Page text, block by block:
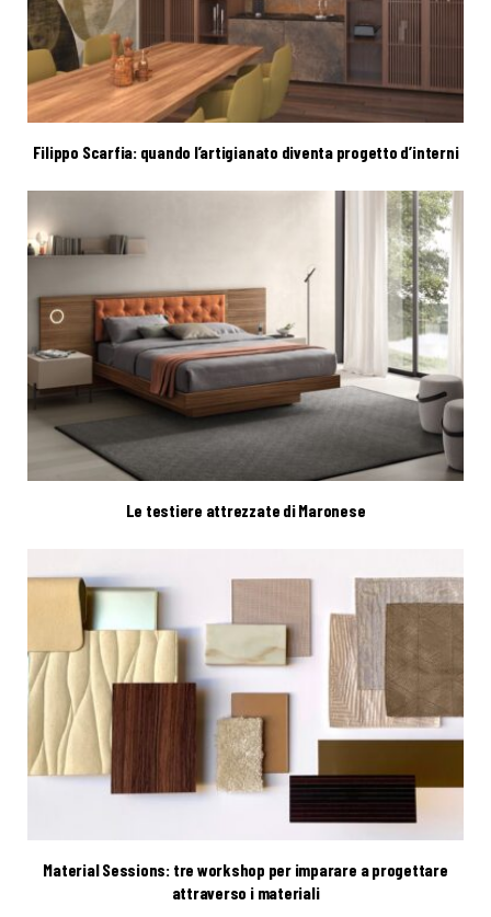
Filippo Scarfia: quando l’artigianato diventa progetto d’interni
Le testiere attrezzate di Maronese
Material Sessions: tre workshop per imparare a progettare
attraverso i materiali